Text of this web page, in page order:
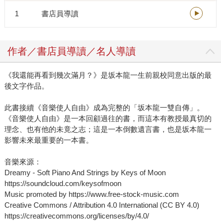
《我還能再看到幾次滿月？》，都是由他採訪主筆，與坂本
龍一一起寫下這兩本重要的著作。他們在2022年2月開始到
術，再次罹癌的他，認為所剩的時間不多，得要快點做更多
事，這也是為什麼我認為這本書的契機是從與癌共生開始。
《我還能再看到幾次滿月？》接續《音樂使人自由》成為完
整的「坂本龍一雙自傳」。若兩相對照閱讀會發現《我還能
院治療時另一半給與的支持、收到六十歲禮物的深刻感受、
討厭觀光時發的脾氣、為了大地震受災區所做的努力……看
到這些片段許多都讓我忍不住說出：「啊，原來坂本龍一也
與活動，吉永小百合致力於廢除核能，有次邀請他一起到牛
津舉辦朗讀會，尊敬的吉永前輩提出邀請就像是尊貴的卑彌
呼女王開口請託，坂本龍一當然二話不說的答應。還有一次
是吉永和美智子皇后在一起的場合，皇后很親切的和他說
話，沒想到見過各種大場面的坂本龍一此時緊張又害怕的不
1 書店員導讀
作者／書店員導讀／名人導讀
《我還能再看到幾次滿月？》是坂本龍一生前親校同意出版的最
後文字作品。
此書接續《音樂使人自由》成為完整的「坂本龍一雙自傳」。
《音樂使人自由》是一本回顧過往的書，而這本有教授最真切的
理念、也有他的未竟之志；這是一本倒數遺言書，也是坂本龍一
影響未來最重要的一本書。
音樂來源：
Dreamy - Soft Piano And Strings by Keys of Moon
https://soundcloud.com/keysofmoon
Music promoted by https://www.free-stock-music.com
Creative Commons / Attribution 4.0 International (CC BY 4.0)
https://creativecommons.org/licenses/by/4.0/